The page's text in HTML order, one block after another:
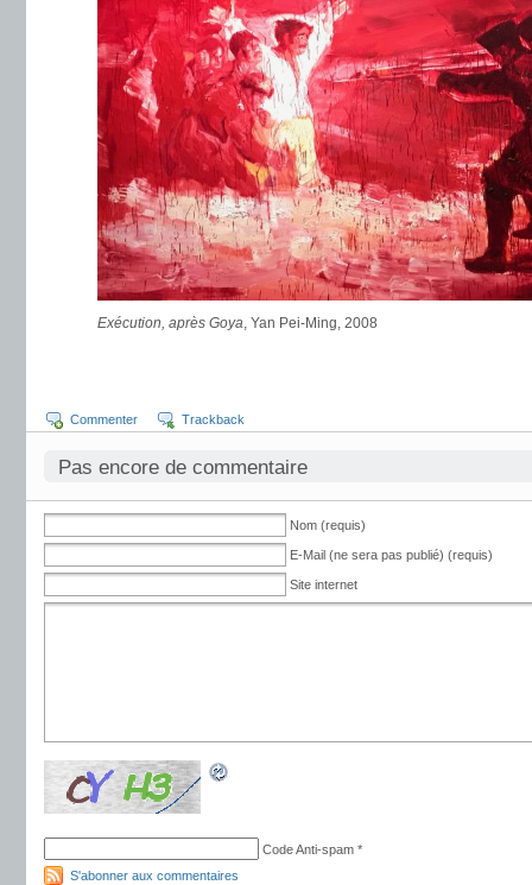
Exécution, après Goya, Yan Pei-Ming, 2008
Commenter Trackback
Pas encore de commentaire
Nom (requis)
E-Mail (ne sera pas publié) (requis)
Site internet
Code Anti-spam *
S'abonner aux commentaires